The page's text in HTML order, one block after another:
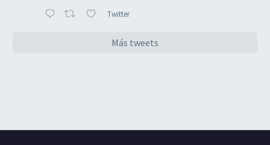
Twitter
Más tweets